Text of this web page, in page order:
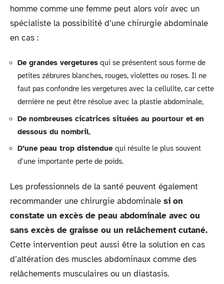
homme comme une femme peut alors voir avec un
spécialiste la possibilité d’une chirurgie abdominale
en cas :
De grandes vergetures qui se présentent sous forme de
petites zébrures blanches, rouges, violettes ou roses. Il ne
faut pas confondre les vergetures avec la cellulite, car cette
dernière ne peut être résolue avec la plastie abdominale,
De nombreuses cicatrices situées au pourtour et en
dessous du nombril,
D’une peau trop distendue qui résulte le plus souvent
d’une importante perte de poids.
Les professionnels de la santé peuvent également
recommander une chirurgie abdominale si on
constate un excès de peau abdominale avec ou
sans excès de graisse ou un relâchement cutané.
Cette intervention peut aussi être la solution en cas
d’altération des muscles abdominaux comme des
relâchements musculaires ou un diastasis.